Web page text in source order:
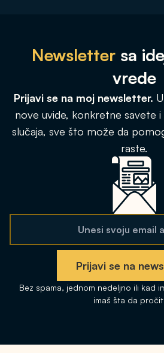
Newslettersa
vrede
Prijavi se na moj newsletter.
nove uvide, konkretne savete
slučaja, sve što može da
raste.
Prijavi se na
Bez spama, jednom nedeljno ili kad
imaš šta da